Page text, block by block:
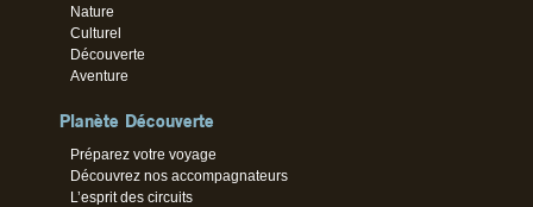
Nature
Culturel
Découverte
Aventure
Planète Découverte
Préparez votre voyage
Découvrez nos accompagnateurs
L’esprit des circuits